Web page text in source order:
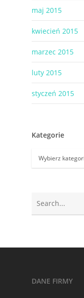
maj 2015
kwiecień 2015
marzec 2015
luty 2015
styczeń 2015
Kategorie
Kategorie
DANE FIRMY